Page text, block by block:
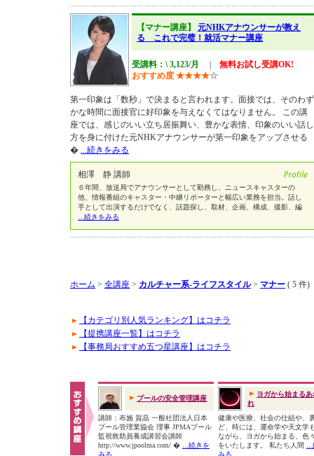
【マナー講座】 元NHKアナウンサーが教え
る これで完璧！就活マナー講座
受講料：\ 3,123/月
無料お試し受講OK!
おすすめ度 ★★★★☆
第一印象は「数秒」で決まると言われます。面接では、そのわず
かな時間に面接官に好印象を与えなくてはなりません。 この講
座では、感じのいい立ち居振舞い、豊かな表情、印象のいい話し
方を身に付けた元NHKアナウンサーが第一印象をアップさせる
� ...続きをみる
相澤 静 講師
６年間、放送局でアナウンサーとして勤務し、ニュースキャスターの
他、情報番組のキャスター・中継リポーターと幅広い業務を担当。話し
手として出演するだけでなく、話題探し、取材、企画、構成、撮影、編
...続きをみる
ホーム > 全講座 > カルチャー系-ライフスタイル> マナー ( 5 件)
【カテゴリ別人気ランキング】はコチラ
【提携講座一覧】はコチラ
【事務局おすすめ五つ星講座】はコチラ
プールの安全管理講座
講師：布施 賀晶 一般社団法人日本
プール管理業協会 理事 JPMAプール
監視救助員養成講習会講師
http://www.jpoolma.com/ �
...続きを
みる
ヨガから始まるあ
れ
健康や医療、社会の仕組や、
ど、時には、運命学や天文学
ながら、ヨガから始まる、色
をいたします。 私たち人間
みる